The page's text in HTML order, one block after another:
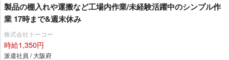
製品の棚入れや運搬など工場内作業/未経験活躍中のシンプル作
業 17時まで&週末休み
株式会社トーコー
時給1,350円
派遣社員 / 大阪府